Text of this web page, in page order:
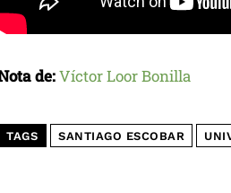
de:Víctor Loor Bonilla
TAGS SANTIAGO ESCOBAR